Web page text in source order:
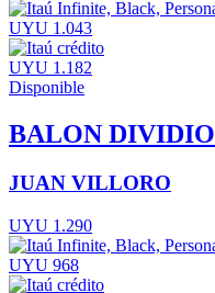
UYU 1.043
UYU 1.182
Disponible
BALON DIVIDIO
JUAN VILLORO
UYU 1.290
UYU 968